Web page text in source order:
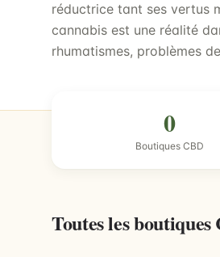
réductrice tant ses vertus
cannabis est une réalité
rhumatismes, problèmes
0
Boutiques CBD
Toutes les